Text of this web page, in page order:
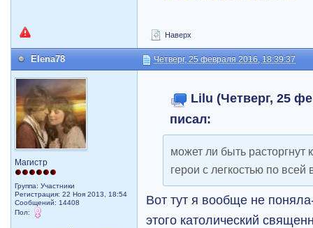
Наверх
Elena78 Четверг, 25 февраля 2016, 18:39:37
Магистр
Группа: Участники
Регистрация: 22 Ноя 2013, 18:54
Сообщений: 14408
Пол:
Lilu (Четверг, 25
писал:
может ли быть расторгнут
герои с легкостью по всей
Вот тут я вообще не
этого католический